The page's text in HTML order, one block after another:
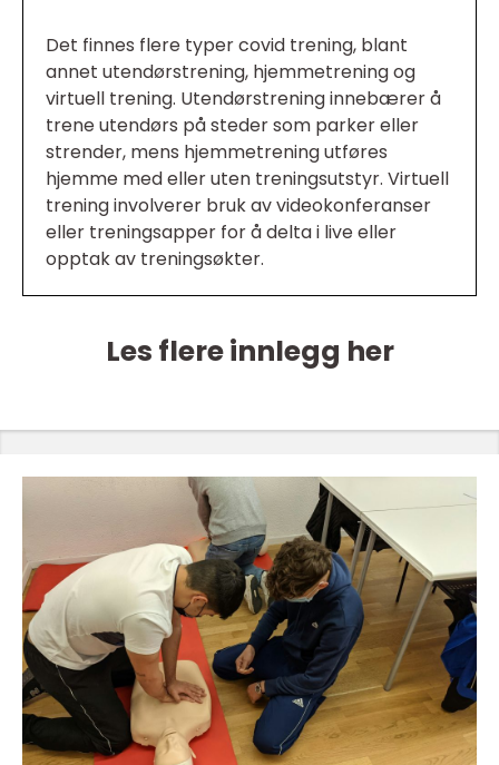
Det finnes flere typer covid trening, blant
annet utendørstrening, hjemmetrening og
virtuell trening. Utendørstrening innebærer å
trene utendørs på steder som parker eller
strender, mens hjemmetrening utføres
hjemme med eller uten treningsutstyr. Virtuell
trening involverer bruk av videokonferanser
eller treningsapper for å delta i live eller
opptak av treningsøkter.
Les flere innlegg her